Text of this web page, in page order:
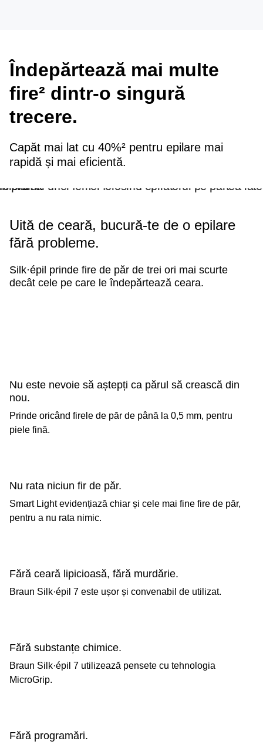
Îndepărtează mai multe
fire² dintr-o singură
trecere.
Capăt mai lat cu 40%² pentru epilare mai
rapidă și mai eficientă.
Uită de ceară, bucură-te de o epilare
fără probleme.
Silk·épil prinde fire de păr de trei ori mai scurte
decât cele pe care le îndepărtează ceara.
Nu este nevoie să aștepți ca părul să crească din
nou.
Prinde oricând firele de păr de până la 0,5 mm, pentru
piele fină.
Nu rata niciun fir de păr.
Smart Light evidențiază chiar și cele mai fine fire de păr,
pentru a nu rata nimic.
Fără ceară lipicioasă, fără murdărie.
Braun Silk·épil 7 este ușor și convenabil de utilizat.
Fără substanțe chimice.
Braun Silk·épil 7 utilizează pensete cu tehnologia
MicroGrip.
Fără programări.